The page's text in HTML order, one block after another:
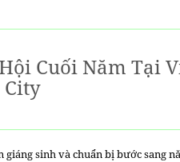
Cuối Năm Tại
City
sinh và chuẩn bị bước sang